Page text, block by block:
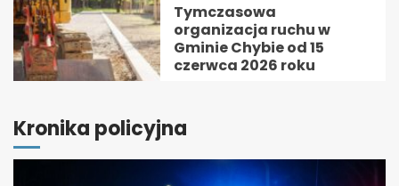
Tymczasowa
organizacja ruchu w
Gminie Chybie od 15
czerwca 2026 roku
Kronika policyjna